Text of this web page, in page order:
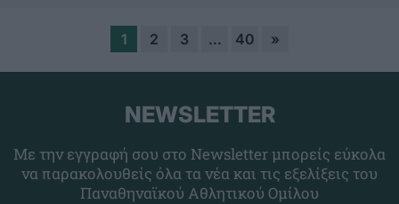
1 2 3 … 40 »
NEWSLETTER
Με την εγγραφή σου στο Newsletter μπορείς εύκολα
να παρακολουθείς όλα τα νέα και τις εξελίξεις του
Παναθηναϊκού Αθλητικού Ομίλου